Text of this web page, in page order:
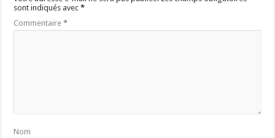
sont indiqués avec*
Commentaire*
Nom